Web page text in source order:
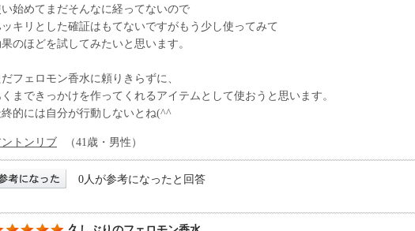
始めてまだそんなに経ってないので
キリとした確証はもてないですがもう少し使ってみて
のほどを試してみたいと思います。
フェロモン香水に頼りきらずに、
まできっかけを作ってくれるアイテムとして使おうと思います。
的には自分が行動しないとね(^^
トンリブ （41歳・男性）
0人が参考になったと回答